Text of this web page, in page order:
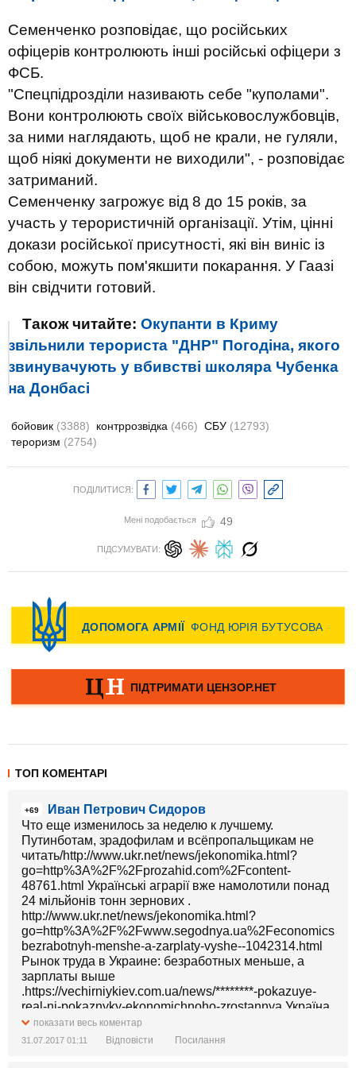
Семенченко розповідає, що російських
офіцерів контролюють інші російські офіцери з
ФСБ.
"Спецпідрозділи називають себе "куполами".
Вони контролюють своїх військовослужбовців,
за ними наглядають, щоб не крали, не гуляли,
щоб ніякі документи не виходили", - розповідає
затриманий.
Семенченку загрожує від 8 до 15 років, за
участь у терористичній організації. Утім, цінні
докази російської присутності, які він виніс із
собою, можуть пом'якшити покарання. У Гаазі
він свідчити готовий.
Також читайте: Окупанти в Криму
звільнили терориста "ДНР" Погодіна, якого
звинувачують у вбивстві школяра Чубенка
на Донбасі
бойовик (3388) контррозвідка (466) СБУ (12793)
тероризм (2754)
ПОДІЛИТИСЯ:
Мені подобається 49
ПІДСУМУВАТИ:
ТОП КОМЕНТАРІ
+69
Иван Петрович Сидоров
Что еще изменилось за неделю к лучшему.
Путинботам, зрадофилам и всёпропальщикам не
читать/http://www.ukr.net/news/jekonomika.html?
go=http%3A%2F%2Fprozahid.com%2Fcontent-
48761.html Українські аграрії вже намолотили понад
24 мільйонів тонн зернових .
http://www.ukr.net/news/jekonomika.html?
bezrabotnyh-menshe-a-zarplaty-vyshe--1042314.html
Рынок труда в Украине: безработных меньше, а
зарплаты выше
.https://vechirniykiev.com.ua/news/********-pokazuye-
real-ni-pokaznyky-ekonomichnoho-zrostannya Україна
показує реальні показники економічного зростання .
https://www.radiosvoboda.org/a/28643437.html
показати весь коментар
31.07.2017 01:11 Відповісти Посилання